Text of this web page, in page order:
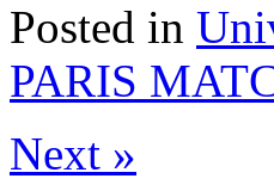
Posted in
PARIS
Next »